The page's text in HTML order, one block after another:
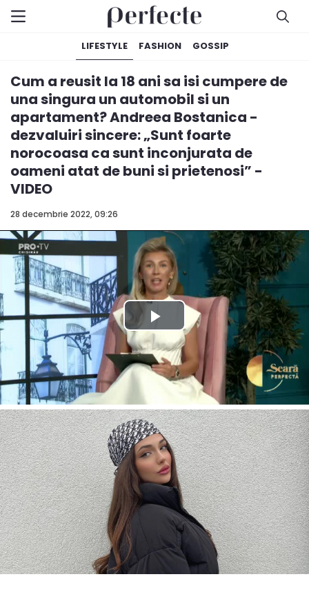
LIFESTYLE FASHION GOSSIP
28 decembrie 2022, 09:26
Cum a reusit la 18 ani sa isi cumpere de
una singura un automobil si un
apartament? Andreea Bostanica -
dezvaluiri sincere: „Sunt foarte
norocoasa ca sunt inconjurata de
oameni atat de buni si prietenosi” -
VIDEO